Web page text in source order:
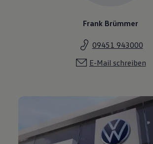
Frank Brümmer
09451 943000
E-Mail schreiben